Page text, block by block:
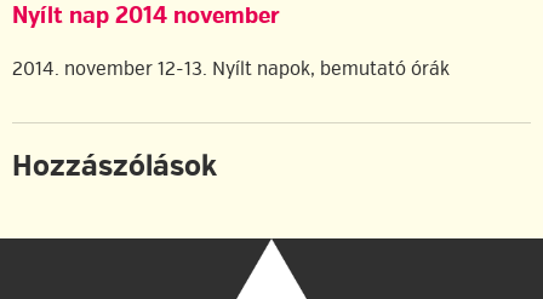
Nyílt nap 2014 november
2014. november 12-13. Nyílt napok, bemutató órák
Hozzászólások